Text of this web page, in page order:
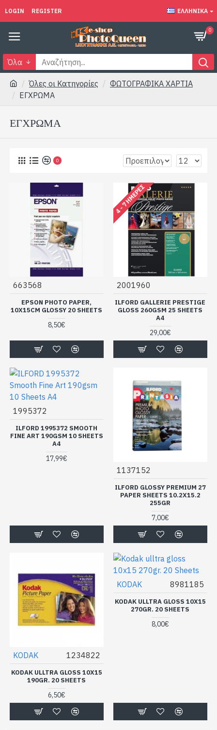
LOGIN REGISTER ΕΛΛΗΝΙΚΆ
0
Όλα
Όλες οι Κατηγορίες
ΦΩΤΟΓΡΑΦΙΚΑ ΧΑΡΤΙΑ
ΕΓΧΡΩΜΑ
ΕΓΧΡΩΜΑ
0
663568
EPSON PHOTO PAPER,
10X15CM GLOSSY 20 SHEETS
8,50€
4 - 7 ΗΜΈΡΕΣ
2001960
ILFORD GALLERIE PRESTIGE
GLOSS 260GSM 25 SHEETS
A4
29,00€
1995372
ILFORD 1995372 SMOOTH
FINE ART 190GSM 10 SHEETS
A4
17,99€
1137152
ILFORD GLOSSY PREMIUM 27
PAPER SHEETS 10.2X15.2
255GR
7,00€
KODAK 1234822
KODAK ULLTRA GLOSS 10X15
190GR. 20 SHEETS
6,50€
KODAK 8981185
KODAK ULLTRA GLOSS 10X15
270GR. 20 SHEETS
8,00€